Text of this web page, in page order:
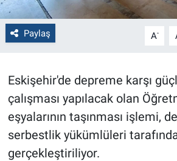
Paylaş A-
Eskişehir'de depreme karşı
çalışması yapılacak olan
eşyalarının taşınması işlemi,
serbestlik yükümlüleri
gerçekleştiriliyor.
Magazin